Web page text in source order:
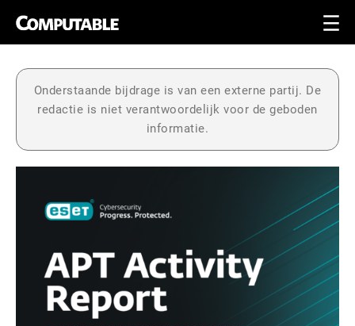
Onderstaande bijdrage is van een externe partij. De
redactie is niet verantwoordelijk voor de geboden
informatie.